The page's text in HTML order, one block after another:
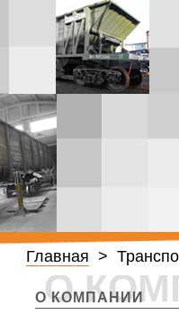
Главная >
О
О КОМПАНИИ